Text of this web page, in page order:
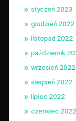
styczeń 2023
grudzień 2022
listopad 2022
październik
wrzesień 2022
sierpień 2022
lipiec 2022
czerwiec 2022